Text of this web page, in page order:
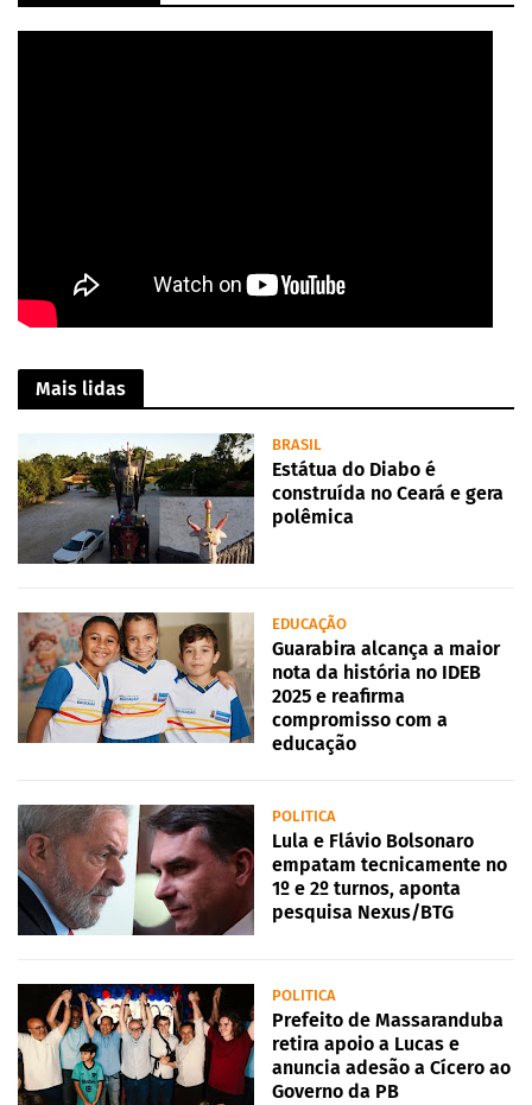
Mais lidas
BRASIL
Estátua do Diabo é
construída no Ceará e gera
polêmica
EDUCAÇÃO
Guarabira alcança a maior
nota da história no IDEB
2025 e reafirma
compromisso com a
educação
POLITICA
Lula e Flávio Bolsonaro
empatam tecnicamente no
1º e 2º turnos, aponta
pesquisa Nexus/BTG
POLITICA
Prefeito de Massaranduba
retira apoio a Lucas e
anuncia adesão a Cícero ao
Governo da PB